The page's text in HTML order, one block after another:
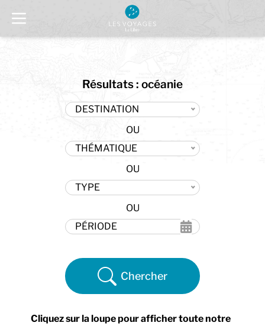
Résultats : océanie
DESTINATION
THÉMATIQUE
TYPE
PÉRIODE
Chercher
Cliquez sur la loupe pour afficher toute notre